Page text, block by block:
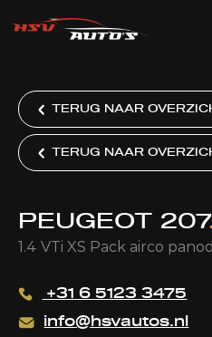
TERUG NAAR
TERUG NAAR
+31 6 5123 3475
info@hsvautos.nl
PEUGEOT 207
1.4 VTi XS Pack airco